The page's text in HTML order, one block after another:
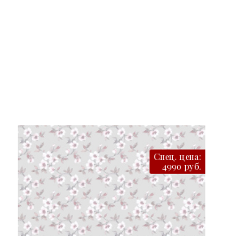
Спец. цена:
4990 руб.